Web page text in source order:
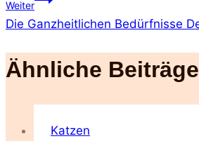
Weiter
Die Ganzheitlichen Bedürfnisse
Ähnliche Beiträge
Katzen